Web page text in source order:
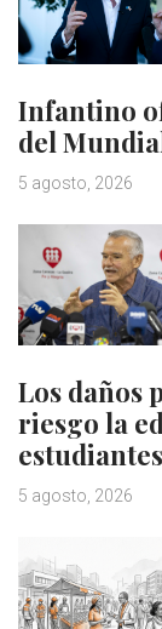
Infantino
del
5 agosto, 2026
Los daños
riesgo la
5 agosto, 2026